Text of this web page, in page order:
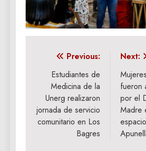
Navegación
entradas
Previous:
Estudiantes de
Medicina de la
Unerg realizaron
jornada de servicio
comunitario en Los
Bagres
Next:
fueron
por el
Madre